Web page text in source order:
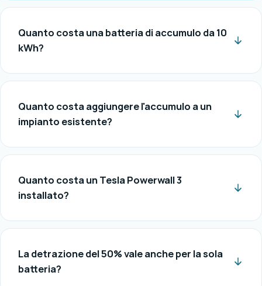
Quanto costa una batteria di accumulo da 10
kWh?
Quanto costa aggiungere l'accumulo a un
impianto esistente?
Quanto costa un Tesla Powerwall 3
installato?
La detrazione del 50% vale anche per la sola
batteria?